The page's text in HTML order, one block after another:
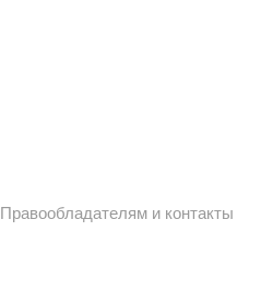
Правообладателям и контакты